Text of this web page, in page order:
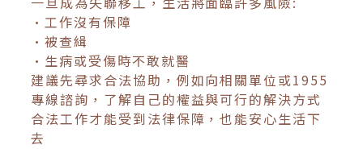
•工作沒有保障
•被查緝
•生病或受傷時不敢就醫
建議先尋求合法協助，例如向相關單位或1955
專線諮詢，了解自己的權益與可行的解決方式
合法工作才能受到法律保障，也能安心生活下
去